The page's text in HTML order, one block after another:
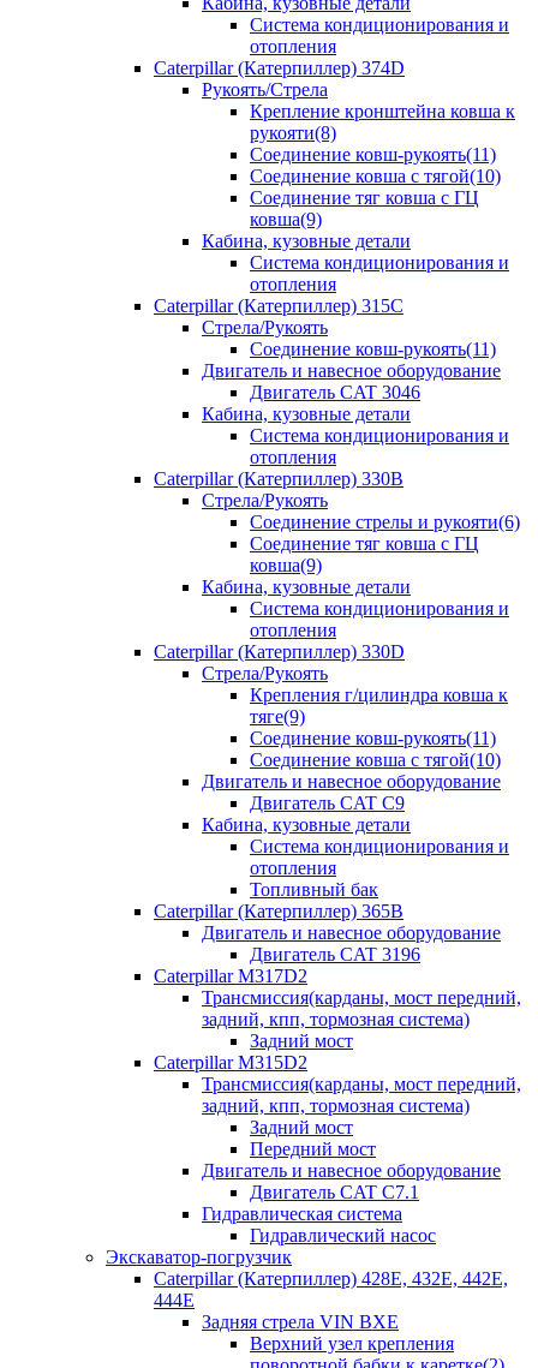
Система кондиционирования и
отопления
Caterpillar (Катерпиллер) 374D
Рукоять/Стрела
Крепление кронштейна ковша к
рукояти(8)
Соединение ковш-рукоять(11)
Соединение ковша с тягой(10)
Соединение тяг ковша с ГЦ
ковша(9)
Кабина, кузовные детали
Система кондиционирования и
отопления
Caterpillar (Катерпиллер) 315C
Стрела/Рукоять
Соединение ковш-рукоять(11)
Двигатель и навесное оборудование
Двигатель CAT 3046
Кабина, кузовные детали
Система кондиционирования и
отопления
Caterpillar (Катерпиллер) 330B
Стрела/Рукоять
Соединение стрелы и рукояти(6)
Соединение тяг ковша с ГЦ
ковша(9)
Кабина, кузовные детали
Система кондиционирования и
отопления
Caterpillar (Катерпиллер) 330D
Стрела/Рукоять
Крепления г/цилиндра ковша к
тяге(9)
Соединение ковш-рукоять(11)
Соединение ковша с тягой(10)
Двигатель и навесное оборудование
Двигатель CAT C9
Кабина, кузовные детали
Система кондиционирования и
отопления
Топливный бак
Caterpillar (Катерпиллер) 365B
Двигатель и навесное оборудование
Двигатель CAT 3196
Caterpillar M317D2
Трансмиссия(карданы, мост передний,
задний, кпп, тормозная система)
Задний мост
Caterpillar M315D2
Трансмиссия(карданы, мост передний,
задний, кпп, тормозная система)
Задний мост
Передний мост
Двигатель и навесное оборудование
Двигатель CAT C7.1
Гидравлическая система
Гидравлический насос
Экскаватор-погрузчик
Caterpillar (Катерпиллер) 428E, 432E, 442E,
444E
Задняя стрела VIN BXE
Верхний узел крепления